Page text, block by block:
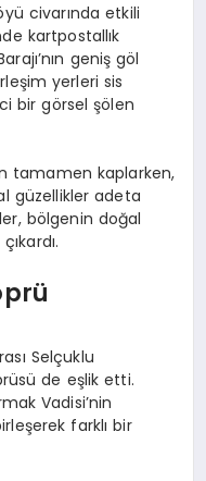
civarında etkili
kartpostallık
geniş göl
yerleri sis
bir görsel şölen
tamamen kaplarken,
güzellikler adeta
bölgenin doğal
Selçuklu
de eşlik etti.
Vadisi’nin
farklı bir